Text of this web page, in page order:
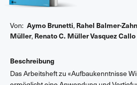
Von: Aymo Brunetti, Rahel Balmer-
Müller, Renato C. Müller Vasquez Callo
Beschreibung
Das Arbeitsheft zu «Aufbaukenntnisse